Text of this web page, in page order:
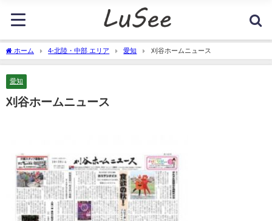
ホーム 4-北陸・中部 エリア 愛知 刈谷ホームニュース
愛知
刈谷ホームニュース